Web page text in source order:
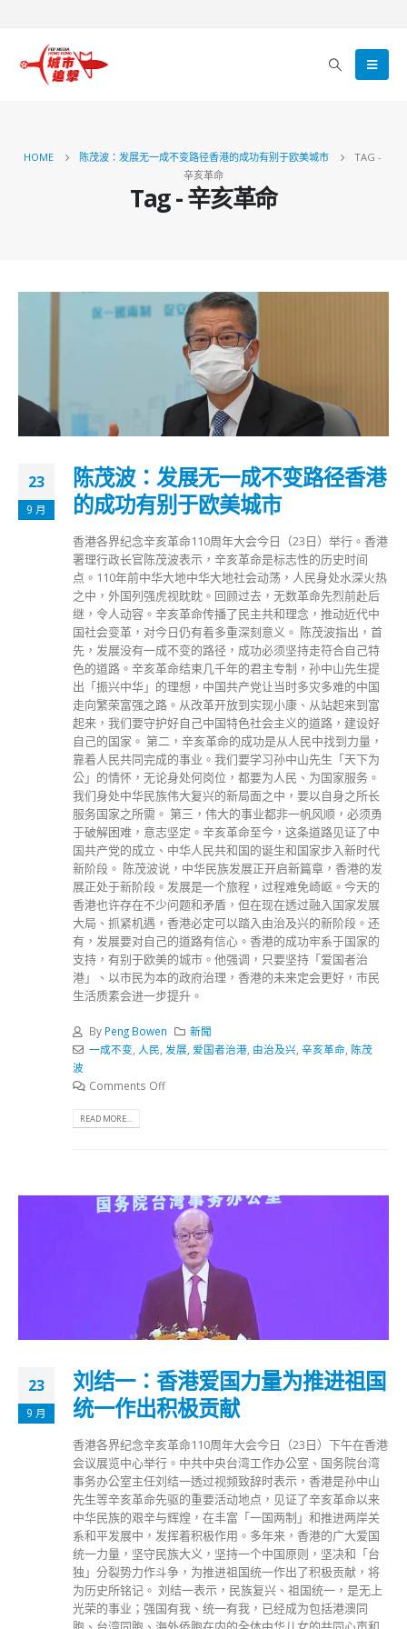
HOME 陈茂波：发展无一成不变路径香港的成功有别于欧美城市
TAG -
辛亥革命
Tag - 辛亥革命
23
9 月
陈茂波：发展无一成不变路径香港
的成功有别于欧美城市
香港各界纪念辛亥革命110周年大会今日（23日）举行。香港
署理行政长官陈茂波表示，辛亥革命是标志性的历史时间
点。110年前中华大地中华大地社会动荡，人民身处水深火热
之中，外国列强虎视眈眈。回顾过去，无数革命先烈前赴后
继，令人动容。辛亥革命传播了民主共和理念，推动近代中
国社会变革，对今日仍有着多重深刻意义。 陈茂波指出，首
先，发展没有一成不变的路径，成功必须坚持走符合自己特
色的道路。辛亥革命结束几千年的君主专制，孙中山先生提
出「振兴中华」的理想，中国共产党让当时多灾多难的中国
走向繁荣富强之路。从改革开放到实现小康、从站起来到富
起来，我们要守护好自己中国特色社会主义的道路，建设好
自己的国家。 第二，辛亥革命的成功是从人民中找到力量，
靠着人民共同完成的事业。我们要学习孙中山先生「天下为
公」的情怀，无论身处何岗位，都要为人民、为国家服务。
我们身处中华民族伟大复兴的新局面之中，要以自身之所长
服务国家之所需。 第三，伟大的事业都非一帆风顺，必须勇
于破解困难，意志坚定。辛亥革命至今，这条道路见证了中
国共产党的成立、中华人民共和国的诞生和国家步入新时代
新阶段。 陈茂波说，中华民族发展正开启新篇章，香港的发
展正处于新阶段。发展是一个旅程，过程难免崎岖。今天的
香港也许存在不少问题和矛盾，但在现在透过融入国家发展
大局、抓紧机遇，香港必定可以踏入由治及兴的新阶段。还
有，发展要对自己的道路有信心。香港的成功牢系于国家的
支持，有别于欧美的城市。他强调，只要坚持「爱国者治
港」、以市民为本的政府治理，香港的未来定会更好，市民
生活质素会进一步提升。
By Peng Bowen
新聞
一成不变 人民 发展 爱国者治港, 由治及兴 辛亥革命 陈茂
波
Comments Off
READ MORE...
23
9 月
刘结一：香港爱国力量为推进祖国
统一作出积极贡献
香港各界纪念辛亥革命110周年大会今日（23日）下午在香港
会议展览中心举行。中共中央台湾工作办公室、国务院台湾
事务办公室主任刘结一透过视频致辞时表示，香港是孙中山
先生等辛亥革命先驱的重要活动地点，见证了辛亥革命以来
中华民族的艰辛与辉煌，在丰富「一国两制」和推进两岸关
系和平发展中，发挥着积极作用。多年来，香港的广大爱国
统一力量，坚守民族大义，坚持一个中国原则，坚决和「台
独」分裂势力作斗争，为推进祖国统一作出了积极贡献，将
为历史所铭记。 刘结一表示，民族复兴、祖国统一，是无上
光荣的事业；强国有我、统一有我，已经成为包括港澳同